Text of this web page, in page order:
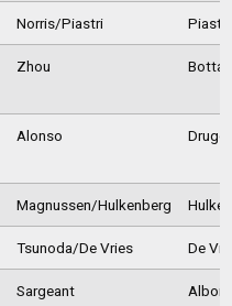
Norris/Piastri
Zhou Bottas
Alonso
Magnussen/Hulkenberg
Tsunoda/De Vries De
Sargeant Albon